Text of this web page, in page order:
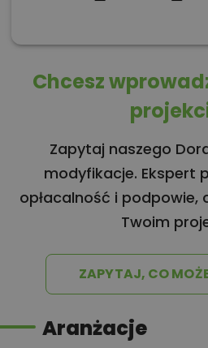
Chcesz
Zapytaj naszego
modyfikacje. Ekspert
opłacalność i podpowie,
Twoim
ZAPYTAJ, CO
Aranżacje